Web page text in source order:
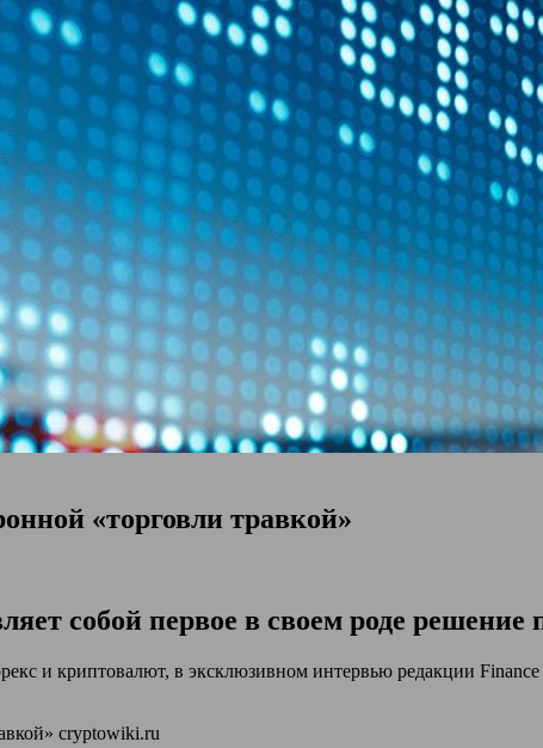
«торговли травкой»
собой первое в своем роде
и криптовалют, в эксклюзивном интервью редакции Finance